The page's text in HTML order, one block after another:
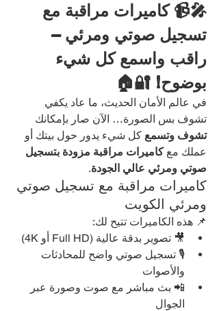
🎤📹 كاميرات مراقبة مع
تسجيل صوتي ومرئي –
راقب واسمع كل شيء
بوضوح! 🔐🏠
في عالم الأمان الحديث، ما عاد يكفي
تشوف بس الصورة… الآن صار بإمكانك
تشوف وتسمع كل شيء يدور حول بيتك أو
عملك مع كاميرات مراقبة مزودة بتسجيل
صوتي ومرئي عالي الجودة.
كاميرات مراقبة مع تسجيل صوتي
ومرئي الكويت
📌 هذه الكاميرات تتيح لك:
🎥 تصوير بدقة عالية (Full HD أو 4K)
🎙️ تسجيل صوتي واضح للمحادثات
والأصوات
📲 بث مباشر مع صوت وصورة عبر
الجوال